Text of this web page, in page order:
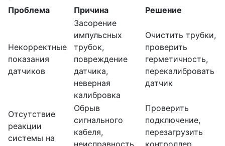
Проблема Причина Решение
Некорректные
показания
датчиков
Засорение
импульсных
трубок,
повреждение
датчика,
неверная
калибровка
Очистить трубки,
проверить
герметичность,
перекалибровать
датчик
Отсутствие
реакции
системы на
Обрыв
сигнального
кабеля,
неисправность
Проверить
подключение,
перезагрузить
контроллер,